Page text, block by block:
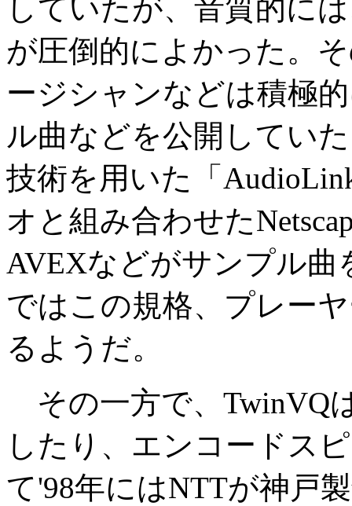
していたが、音質的に
が圧倒的によかった。
ージシャンなどは積極
ル曲などを公開してい
技術を用いた「
オと組み合わせた
AVEXなどがサンプル
ではこの規格、プレー
るようだ。
その一方で、TwinVQ
したり、エンコードス
て'98年にはNTTが神戸